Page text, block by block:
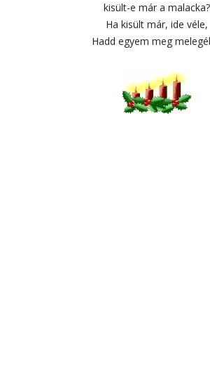
kisült-e már a malacka?
Ha kisült már, ide véle,
Hadd egyem meg